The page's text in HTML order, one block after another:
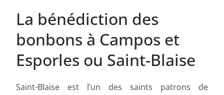
La bénédiction des
bonbons à Campos et
Esporles ou Saint-Blaise
Saint-Blaise est l’un des saints patrons de